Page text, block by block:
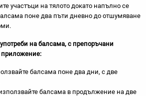
участъци на тялото докато напълно се
поне два пъти дневно до отшумяване
на балсама, с препоръчани
балсама поне два дни, с две
балсама в продължение на две